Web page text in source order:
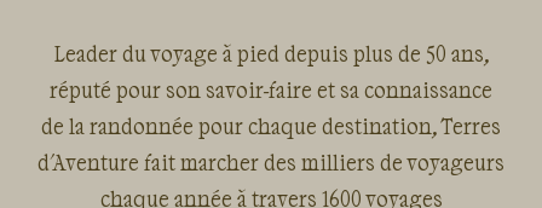
Leader du voyage à pied depuis plus de 50 ans,
réputé pour son savoir-faire et sa connaissance
de la randonnée pour chaque destination, Terres
d'Aventure fait marcher des milliers de voyageurs
chaque année à travers 1600 voyages